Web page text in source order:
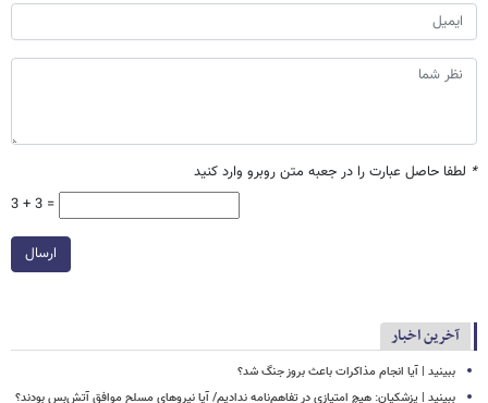
* لطفا حاصل عبارت را در جعبه متن روبرو وارد کنید
3 + 3 =
ارسال
آخرین اخبار
ببینید | آیا انجام مذاکرات باعث بروز جنگ شد؟
ببینید | پزشکیان: هیچ امتیازی در تفاهم‌نامه ندادیم/ آیا نیروهای مسلح موافق آتش‌بس بودند؟